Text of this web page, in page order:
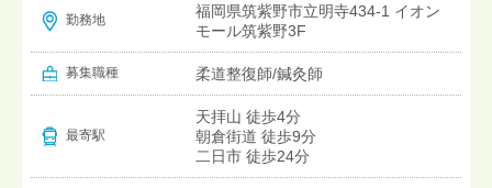
勤務地
福岡県筑紫野市立明寺434-1 イオン
モール筑紫野3F
募集職種 柔道整復師/鍼灸師
最寄駅
天拝山 徒歩4分
朝倉街道 徒歩9分
二日市 徒歩24分